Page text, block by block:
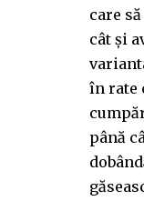
care
cât și
în rate
până